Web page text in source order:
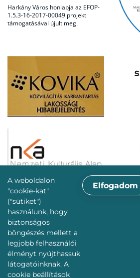
A weboldalon
"cookie-kat"
("sütiket")
használunk, hogy
biztonságos
böngészés mellett a
legjobb felhasználói
élményt nyújthassuk
látogatóinknak. A
cookie beállítások
Elfogadom
Harkány Város honlapja az EFOP-
1.5.3-16-2017-00049 projekt
támogatásával újult meg.